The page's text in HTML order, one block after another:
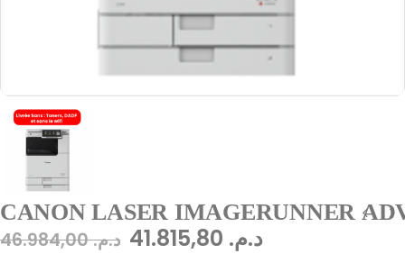
CANON LASER IMAGERUNNER
د.م.46.984,00 د.م.